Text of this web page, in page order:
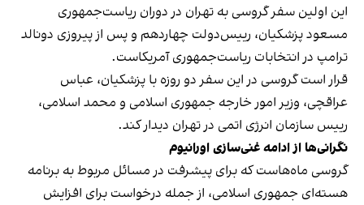
این اولین سفر گروسی به تهران در دوران ریاست‌جمهوری
مسعود پزشکیان، رییس‌دولت چهاردهم و پس از پیروزی دونالد
ترامپ در انتخابات ریاست‌جمهوری آمریکاست.
قرار است گروسی در این سفر دو روزه با پزشکیان، عباس
عراقچی، وزیر امور خارجه جمهوری اسلامی و محمد اسلامی،
رییس سازمان انرژی اتمی در تهران دیدار کند.
نگرانی‌ها از ادامه غنی‌سازی اورانیوم
گروسی ماه‌هاست که برای پیشرفت در مسائل مربوط به برنامه
هسته‌ای جمهوری اسلامی، از جمله درخواست برای افزایش